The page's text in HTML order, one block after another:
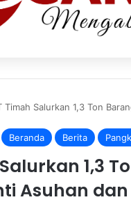
Timah Salurkan 1,3 Ton
Beranda Berita
1,3
Asuhan